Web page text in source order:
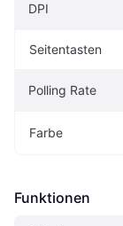
DPI
Seitentasten
Polling Rate
Farbe
Funktionen